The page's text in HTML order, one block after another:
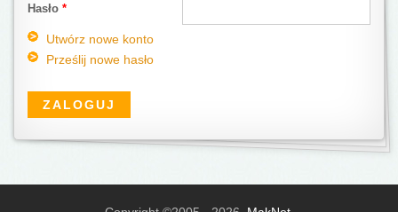
Hasło *
Utwórz nowe konto
Prześlij nowe hasło